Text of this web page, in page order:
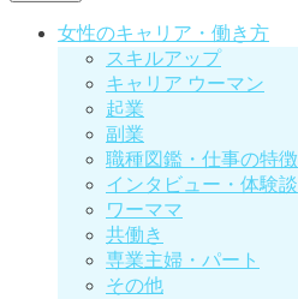
女性のキャリア・働き方
スキルアップ
キャリア ウーマン
起業
副業
職種図鑑・仕事の特徴
インタビュー・体験談
ワーママ
共働き
専業主婦・パート
その他